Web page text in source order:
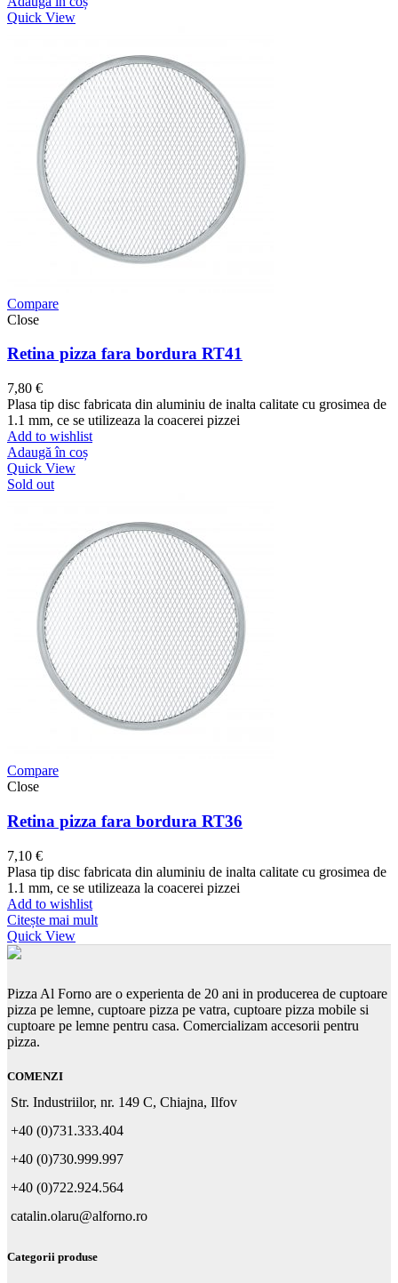
Quick View
Compare
Close
Retina pizza fara bordura RT41
7,80 €
Plasa tip disc fabricata din aluminiu de inalta calitate cu grosimea de
1.1 mm, ce se utilizeaza la coacerei pizzei
Add to wishlist
Adaugă în coș
Quick View
Sold out
Compare
Close
Retina pizza fara bordura RT36
7,10 €
Plasa tip disc fabricata din aluminiu de inalta calitate cu grosimea de
1.1 mm, ce se utilizeaza la coacerei pizzei
Add to wishlist
Citește mai mult
Quick View
Pizza Al Forno are o experienta de 20 ani in producerea de cuptoare
pizza pe lemne, cuptoare pizza pe vatra, cuptoare pizza mobile si
cuptoare pe lemne pentru casa. Comercializam accesorii pentru
pizza.
COMENZI
Str. Industriilor, nr. 149 C, Chiajna, Ilfov
+40 (0)731.333.404
+40 (0)730.999.997
+40 (0)722.924.564
catalin.olaru@alforno.ro
Categorii produse